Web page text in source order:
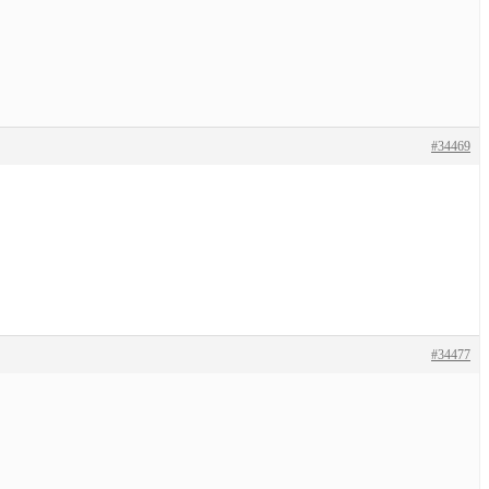
#34469
#34477